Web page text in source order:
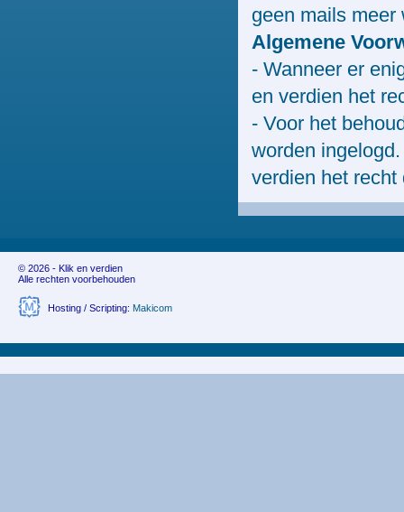
geen mails meer
Algemene
- Wanneer er
en verdien het
- Voor het
worden
verdien het
© 2026 - Klik en verdien
Alle rechten voorbehouden
Hosting / Scripting: Makicom